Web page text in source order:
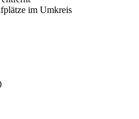
im Umkreis